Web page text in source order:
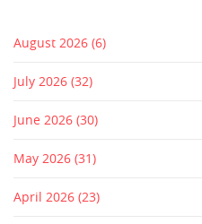
August 2026 (6)
July 2026 (32)
June 2026 (30)
May 2026 (31)
April 2026 (23)